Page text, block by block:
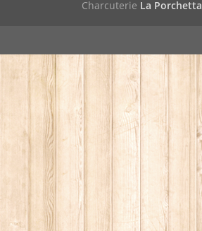
Charcuterie La Porchetta